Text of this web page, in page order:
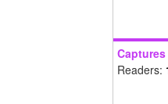
Captures
Readers: